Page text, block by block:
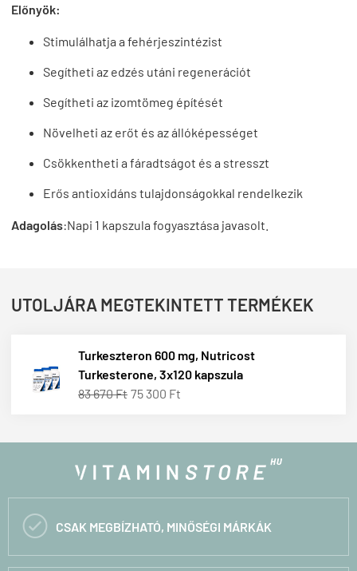
Előnyök:
Stimulálhatja a fehérjeszintézist
Segítheti az edzés utáni regenerációt
Segítheti az izomtömeg építését
Növelheti az erőt és az állóképességet
Csökkentheti a fáradtságot és a stresszt
Erős antioxidáns tulajdonságokkal rendelkezik
Adagolás:Napi 1 kapszula fogyasztása javasolt.
UTOLJÁRA MEGTEKINTETT TERMÉKEK
Turkeszteron 600 mg, Nutricost
Turkesterone, 3x120 kapszula
83 670 Ft 75 300 Ft
 CSAK MEGBÍZHATÓ, MINŐSÉGI MÁRKÁK